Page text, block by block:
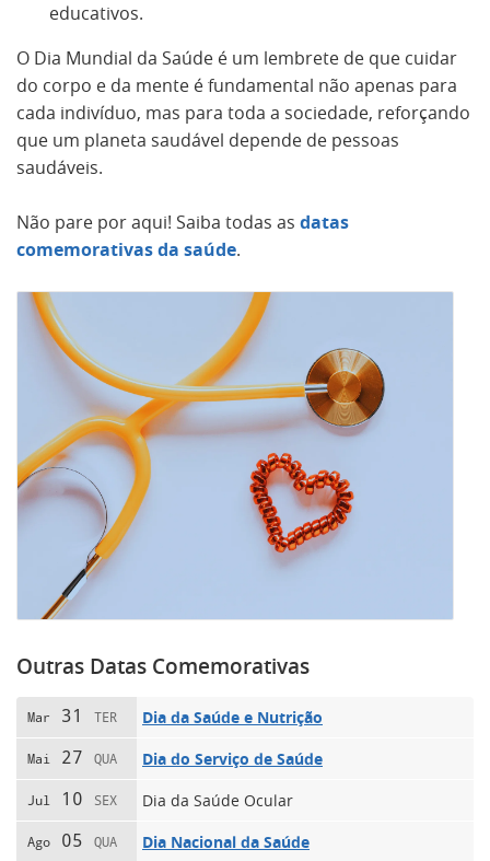
educativos.
O Dia Mundial da Saúde é um lembrete de que cuidar
do corpo e da mente é fundamental não apenas para
cada indivíduo, mas para toda a sociedade, reforçando
que um planeta saudável depende de pessoas
saudáveis.
Não pare por aqui! Saiba todas as datas
comemorativas da saúde.
Outras Datas Comemorativas
Mar 31 TER Dia da Saúde e Nutrição
Mai 27 QUA Dia do Serviço de Saúde
Jul 10 SEX Dia da Saúde Ocular
Ago 05 QUA Dia Nacional da Saúde